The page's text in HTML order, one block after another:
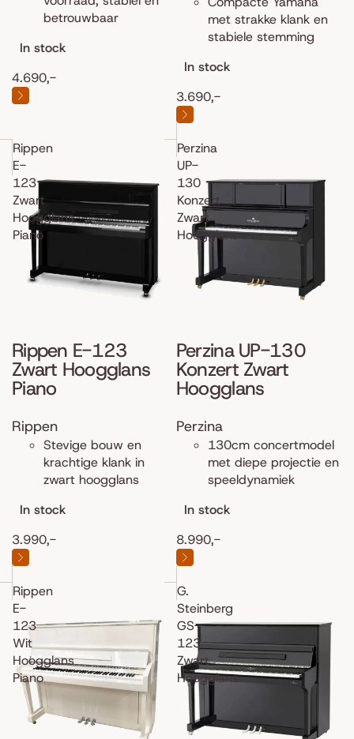
betrouwbaar
In stock
4.690,-
met strakke klank en
stabiele stemming
In stock
3.690,-
Rippen
E-
123
Zwart
Hoogglans
Piano
Rippen E-123
Zwart Hoogglans
Piano
Rippen
Stevige bouw en
krachtige klank in
zwart hoogglans
In stock
3.990,-
Perzina
UP-
130
Konzert
Zwart
Hoogglans
Perzina UP-130
Konzert Zwart
Hoogglans
Perzina
130cm concertmodel
met diepe projectie en
speeldynamiek
In stock
8.990,-
Rippen
E-
123
Wit
Hoogglans
Piano
G.
Steinberg
GS-
123
Zwart
Hoogglans